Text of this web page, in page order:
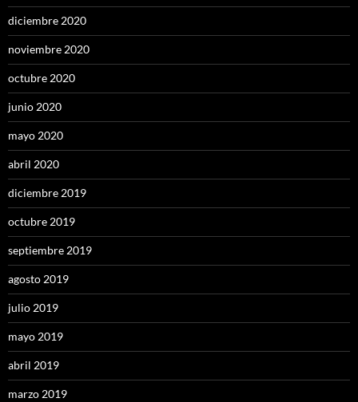
diciembre 2020
noviembre 2020
octubre 2020
junio 2020
mayo 2020
abril 2020
diciembre 2019
octubre 2019
septiembre 2019
agosto 2019
julio 2019
mayo 2019
abril 2019
marzo 2019